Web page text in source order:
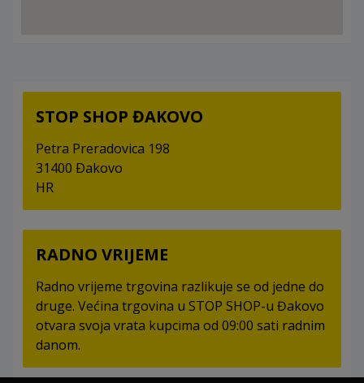
STOP SHOP ĐAKOVO
Petra Preradovica 198
31400 Ðakovo
HR
RADNO VRIJEME
Radno vrijeme trgovina razlikuje se od jedne do
druge. Većina trgovina u STOP SHOP-u Đakovo
otvara svoja vrata kupcima od 09:00 sati radnim
danom.